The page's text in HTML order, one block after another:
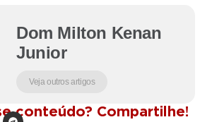
Dom Milton Kenan
Junior
Veja outros artigos
conteúdo? Compartilhe!